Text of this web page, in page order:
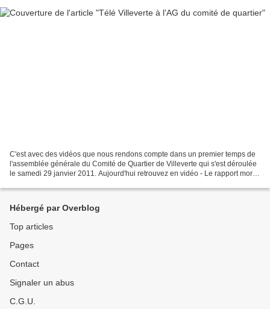
C'est avec des vidéos que nous rendons compte dans un premier temps de
l'assemblée générale du Comité de Quartier de Villeverte qui s'est déroulée
le samedi 29 janvier 2011. Aujourd'hui retrouvez en vidéo - Le rapport moral
Hébergé par Overblog
Top articles
Pages
Contact
Signaler un abus
C.G.U.